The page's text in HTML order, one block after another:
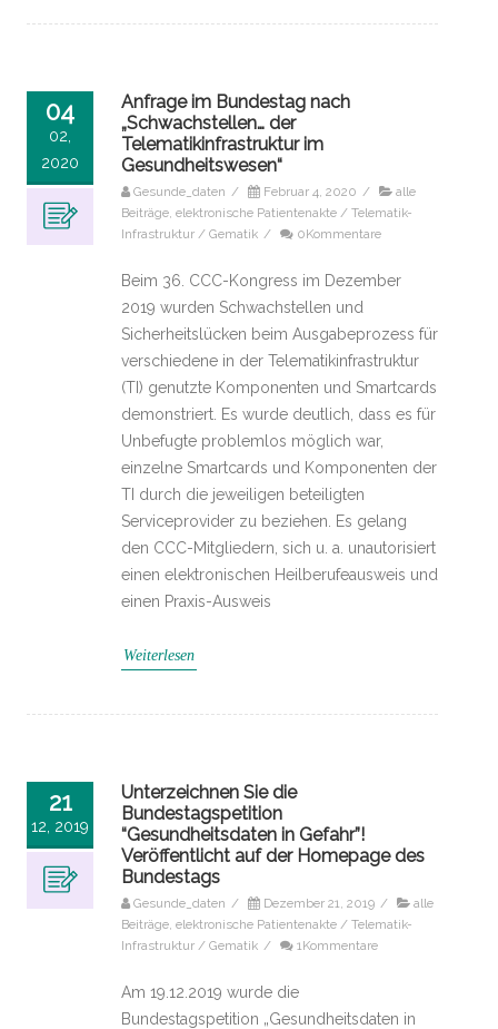
04
02,
2020
Anfrage im Bundestag nach
„Schwachstellen… der
Telematikinfrastruktur im
Gesundheitswesen“
Gesunde_daten / Februar 4, 2020 /
alle
Beiträge elektronische Patientenakte / Telematik-
Infrastruktur / Gematik / 0Kommentare
Beim 36. CCC-Kongress im Dezember
2019 wurden Schwachstellen und
Sicherheitslücken beim Ausgabeprozess für
verschiedene in der Telematikinfrastruktur
(TI) genutzte Komponenten und Smartcards
demonstriert. Es wurde deutlich, dass es für
Unbefugte problemlos möglich war,
einzelne Smartcards und Komponenten der
TI durch die jeweiligen beteiligten
Serviceprovider zu beziehen. Es gelang
den CCC-Mitgliedern, sich u. a. unautorisiert
einen elektronischen Heilberufeausweis und
einen Praxis-Ausweis
Weiterlesen
21
12, 2019
Unterzeichnen Sie die
Bundestagspetition
“Gesundheitsdaten in Gefahr”!
Veröffentlicht auf der Homepage des
Bundestags
Gesunde_daten / Dezember 21, 2019 /
alle
Beiträge elektronische Patientenakte / Telematik-
Infrastruktur / Gematik / 1Kommentare
Am 19.12.2019 wurde die
Bundestagspetition „Gesundheitsdaten in